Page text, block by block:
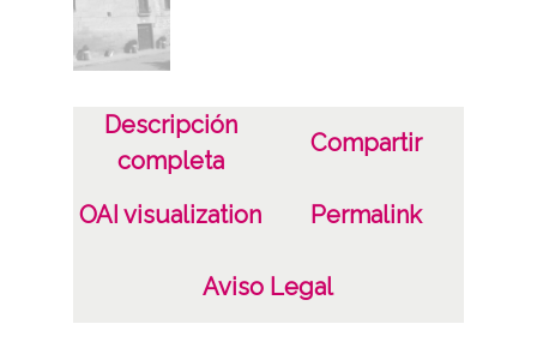
Descripción
completa
Compartir
OAI visualization Permalink
Aviso Legal